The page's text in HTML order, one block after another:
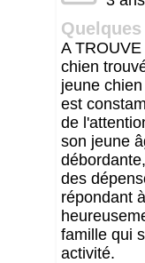
A
chien
jeune
est
de
son jeune
des
répondant
famille qui
activité.